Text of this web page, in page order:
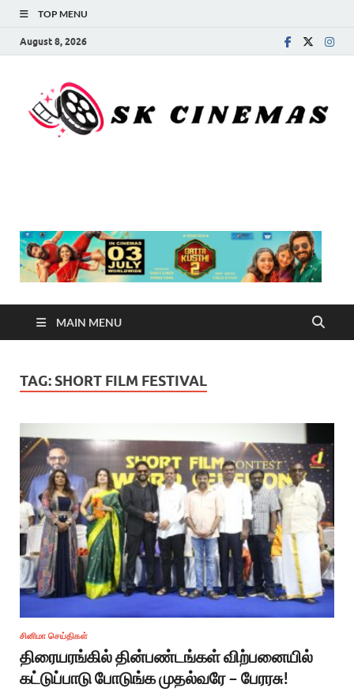
TOP MENU
August 8, 2026
MAIN MENU
TAG: SHORT FILM FESTIVAL
சினிமா செய்திகள்
திரையரங்கில் தின்பண்டங்கள் விற்பனையில்
கட்டுப்பாடு போடுங்க முதல்வரே – பேரரசு!